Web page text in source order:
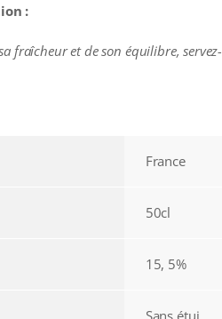
:
fraîcheur et de son équilibre,
France
50cl
15, 5%
Sans étui